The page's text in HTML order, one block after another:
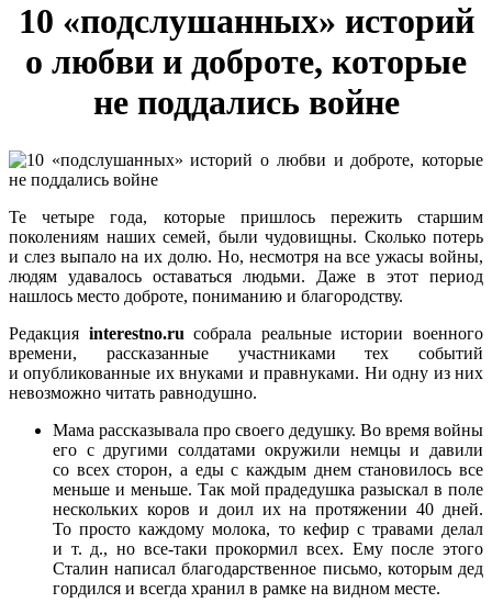
10 «подслушанных» историй
о любви и доброте, которые
не поддались войне
Те четыре года, которые пришлось пережить старшим
поколениям наших семей, были чудовищны. Сколько потерь
и слез выпало на их долю. Но, несмотря на все ужасы войны,
людям удавалось оставаться людьми. Даже в этот период
нашлось место доброте, пониманию и благородству.
Редакция interestno.ru собрала реальные истории военного
времени, рассказанные участниками тех событий
и опубликованные их внуками и правнуками. Ни одну из них
невозможно читать равнодушно.
Мама рассказывала про своего дедушку. Во время войны
его с другими солдатами окружили немцы и давили
со всех сторон, а еды с каждым днем становилось все
меньше и меньше. Так мой прадедушка разыскал в поле
нескольких коров и доил их на протяжении 40 дней.
То просто каждому молока, то кефир с травами делал
и т. д., но все-таки прокормил всех. Ему после этого
Сталин написал благодарственное письмо, которым дед
гордился и всегда хранил в рамке на видном месте.